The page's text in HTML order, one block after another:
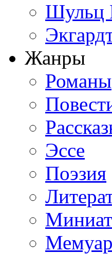
Шульц
Жанры
Романы
Эссе
Поэзия